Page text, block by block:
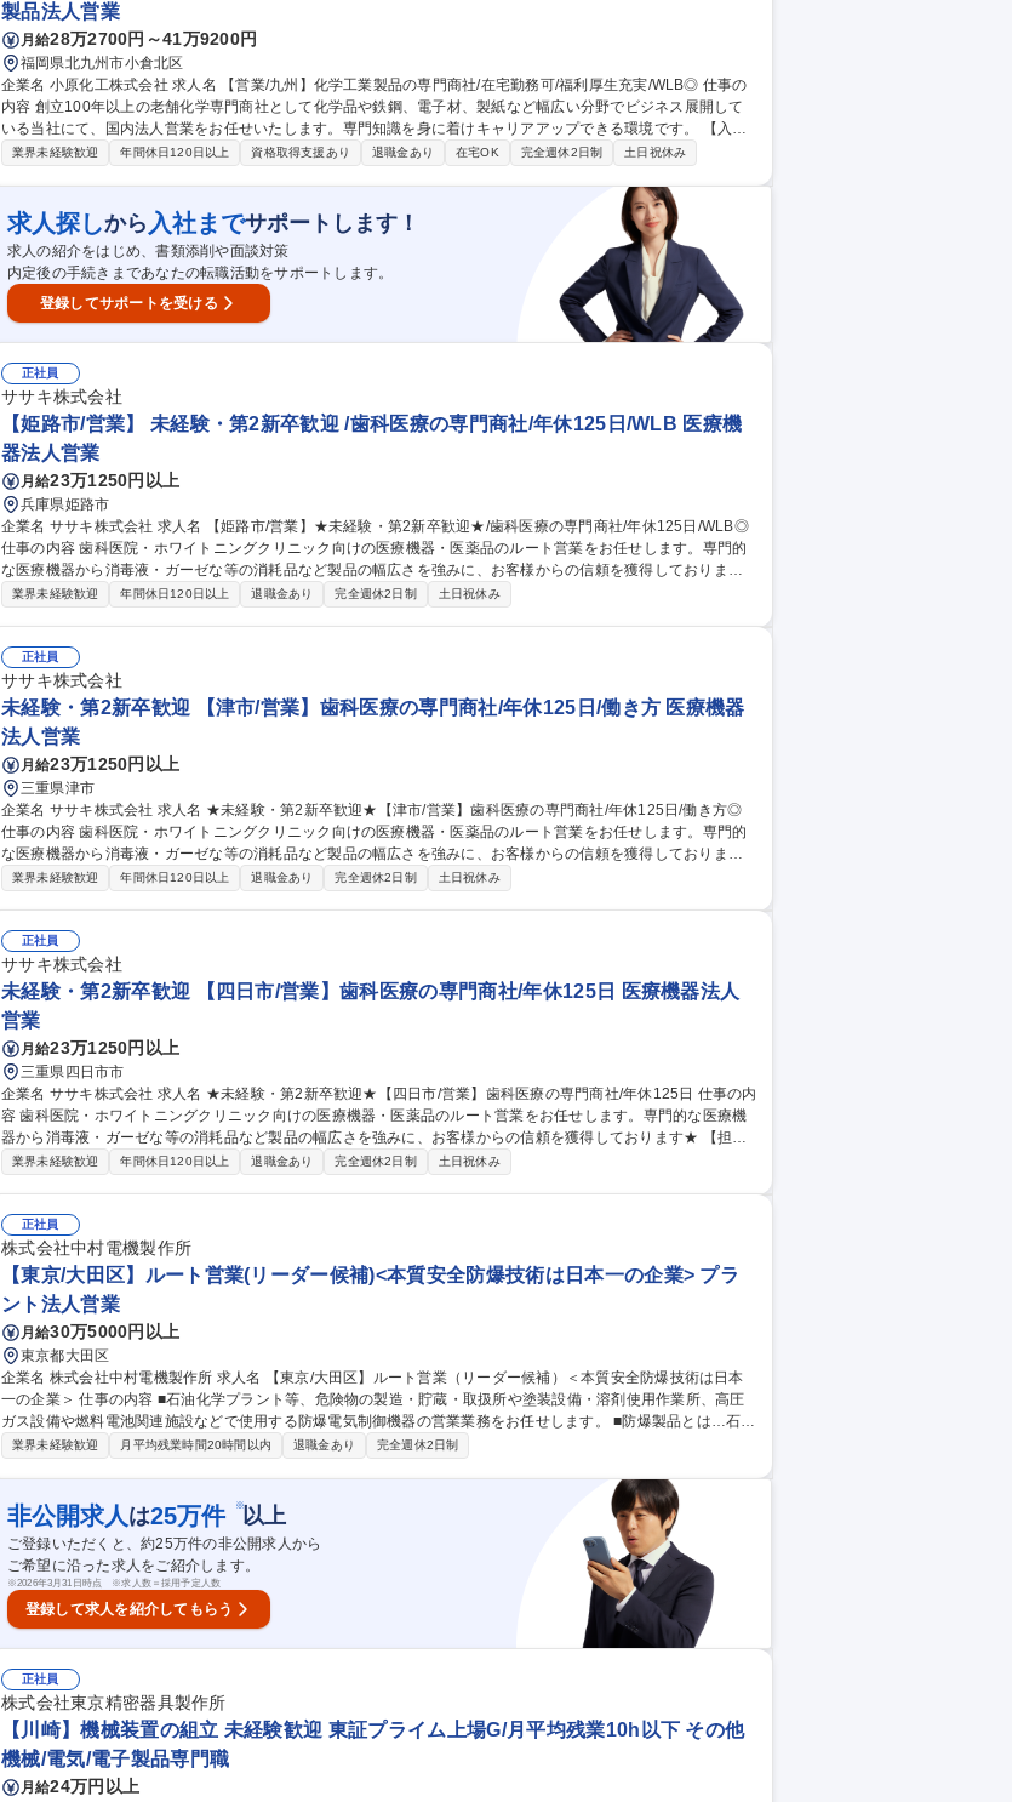
製品法人営業
月給28万2700円～41万9200円
福岡県北九州市小倉北区
企業名 小原化工株式会社 求人名 【営業/九州】化学工業製品の専門商社/在宅勤務可/福利厚生充実/WLB◎ 仕事の
内容 創立100年以上の老舗化学専門商社として化学品や鉄鋼、電子材、製紙など幅広い分野でビジネス展開して
いる当社にて、国内法人営業をお任せいたします。専門知識を身に着けキャリアアップできる環境です。 【入社
後イメージ】■入社後当社で取引している製品の知識を習得して頂いた後に、基礎化学品・石油化学を中心とした
からの紹介による新規開拓営業が中心となります。 【商品】■半導体に不可欠な原料を提供しているなど、時代の
ニーズに沿った製品を扱っています。 募集職種 【営業/九州】化学工業製品の専門商社/在宅勤務可/福利厚生充実/
WLB◎
業界未経験歓迎 年間休日120日以上 資格取得支援あり 退職金あり 在宅OK 完全週休2日制 土日祝休み
求人探しから 入社までサポートします！
求人の紹介をはじめ、書類添削や面談対策
内定後の手続きまであなたの転職活動をサポートします。
登録してサポートを受ける
正社員
ササキ株式会社
【姫路市/営業】 未経験・第2新卒歓迎 /歯科医療の専門商社/年休125日/WLB 医療機
器法人営業
月給23万1250円以上
兵庫県姫路市
企業名 ササキ株式会社 求人名 【姫路市/営業】★未経験・第2新卒歓迎★/歯科医療の専門商社/年休125日/WLB◎
仕事の内容 歯科医院・ホワイトニングクリニック向けの医療機器・医薬品のルート営業をお任せします。専門的
な医療機器から消毒液・ガーゼな等の消耗品など製品の幅広さを強みに、お客様からの信頼を獲得しております
★ 【担当エリア】兵庫県を中心とした近畿エリアを担当。 直行直帰可で、1人1台iPad支給があるので受発注作業
方法が整理されており、初めて取り扱う商材でもスムーズに販売することが可能な仕組みです。 募集職種 【姫路
市/営業】★未経験・第2新卒歓迎★/歯科医療の専門商社/年休125日/WLB◎
業界未経験歓迎 年間休日120日以上 退職金あり 完全週休2日制 土日祝休み
正社員
ササキ株式会社
未経験・第2新卒歓迎 【津市/営業】歯科医療の専門商社/年休125日/働き方 医療機器
法人営業
月給23万1250円以上
三重県津市
企業名 ササキ株式会社 求人名 ★未経験・第2新卒歓迎★【津市/営業】歯科医療の専門商社/年休125日/働き方◎
仕事の内容 歯科医院・ホワイトニングクリニック向けの医療機器・医薬品のルート営業をお任せします。専門的
な医療機器から消毒液・ガーゼな等の消耗品など製品の幅広さを強みに、お客様からの信頼を獲得しております
★ 【担当エリア】三重県を中心とした東海エリア・直行直帰可で1人1台iPad支給があるので受発注作業も外出先
整理されており、初めて取り扱う商材でもスムーズに販売することが可能な仕組みです。 募集職種 ★未経験・第
2新卒歓迎★【津市/営業】歯科医療の専門商社/年休125日/働き方◎
業界未経験歓迎 年間休日120日以上 退職金あり 完全週休2日制 土日祝休み
正社員
ササキ株式会社
未経験・第2新卒歓迎 【四日市/営業】歯科医療の専門商社/年休125日 医療機器法人
営業
月給23万1250円以上
三重県四日市市
企業名 ササキ株式会社 求人名 ★未経験・第2新卒歓迎★【四日市/営業】歯科医療の専門商社/年休125日 仕事の内
容 歯科医院・ホワイトニングクリニック向けの医療機器・医薬品のルート営業をお任せします。専門的な医療機
器から消毒液・ガーゼな等の消耗品など製品の幅広さを強みに、お客様からの信頼を獲得しております★ 【担当
エリア】三重県を中心とした東海エリア・直行直帰可で1人1台iPad支給があるので受発注作業も外出先で完了
れており、初めて取り扱う商材でもスムーズに販売することが可能な仕組みです。 募集職種 ★未経験・第2新卒
歓迎★【四日市/営業】歯科医療の専門商社/年休125日
業界未経験歓迎 年間休日120日以上 退職金あり 完全週休2日制 土日祝休み
正社員
株式会社中村電機製作所
【東京/大田区】ルート営業(リーダー候補)<本質安全防爆技術は日本一の企業> プラ
ント法人営業
月給30万5000円以上
東京都大田区
企業名 株式会社中村電機製作所 求人名 【東京/大田区】ルート営業（リーダー候補）＜本質安全防爆技術は日本
一の企業＞ 仕事の内容 ■石油化学プラント等、危険物の製造・貯蔵・取扱所や塗装設備・溶剤使用作業所、高圧
ガス設備や燃料電池関連施設などで使用する防爆電気制御機器の営業業務をお任せします。 ■防爆製品とは…石油
類の蒸気やLPGなどのガスが充満する空間においてスイッチ等の電気火花による爆発・引火を防ぐ仕様を持つ製
ルート営業（リーダー候補）＜本質安全防爆技術は日本一の企業＞
業界未経験歓迎 月平均残業時間20時間以内 退職金あり 完全週休2日制
非公開求人 は25万件 ※以上
ご登録いただくと、約25万件の非公開求人から
ご希望に沿った求人をご紹介します。
※2026年3月31日時点 ※求人数＝採用予定人数
登録して求人を紹介してもらう
正社員
株式会社東京精密器具製作所
【川崎】機械装置の組立 未経験歓迎 東証プライム上場G/月平均残業10h以下 その他
機械/電気/電子製品専門職
月給24万円以上